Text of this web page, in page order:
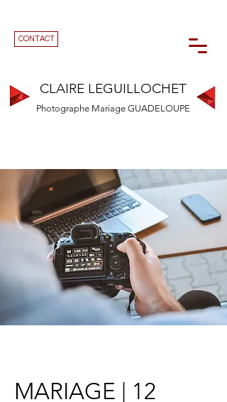
CLAIRE LEGUILLOCHET
Photographe Mariage GUADELOUPE
CONTACT
MARIAGE | 12